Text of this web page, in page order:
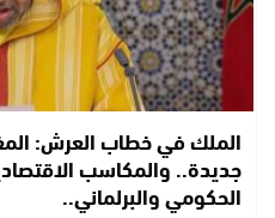
الملك في خطاب العرش:
جديدة.. والمكاسب
الحكومي والبرلماني..